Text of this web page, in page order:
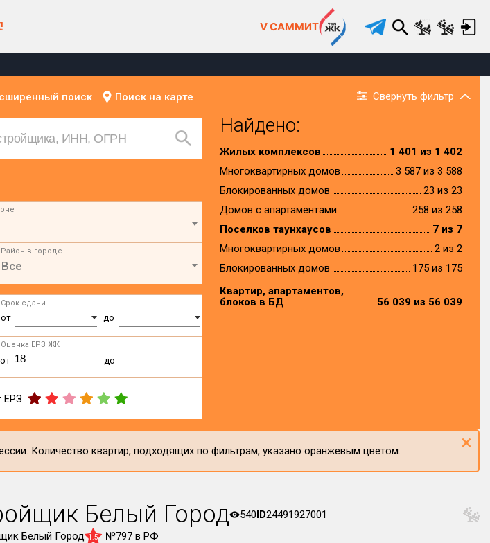
V САММИТ
поиск Поиск на карте Свернуть фильтр
Район в городе
Все
Срок сдачи
от до
Оценка ЕРЗ ЖК
от до
ЕРЗ
Найдено:
Жилых комплексов
1 401 из 1 402
Многоквартирных домов
3 587 из 3 588
Блокированных домов
23 из 23
Домов с апартаментами
258 из 258
Поселков таунхаусов
7 из 7
Многоквартирных домов
2 из 2
Блокированных домов
175 из 175
Квартир, апартаментов,
блоков в БД
56 039 из 56 039
Количество квартир, подходящих по фильтрам, указано оранжевым цветом. ×
Белый Город 540ID24491927001
Белый Город 1.5
№797 в РФ